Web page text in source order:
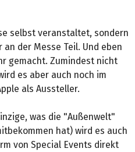
selbst veranstaltet, sondern
der Messe Teil. Und eben
gemacht. Zumindest nicht
es aber auch noch im
als Aussteller.
was die "Außenwelt"
hat) wird es auch
von Special Events direkt